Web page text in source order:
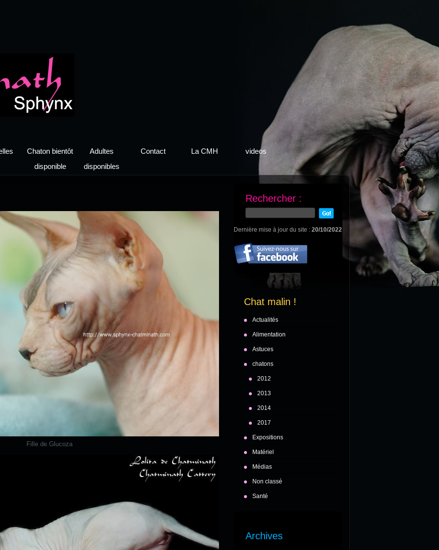
Chaton bientôt
disponible
Adultes
disponibles
Contact La CMH videos
Fille de Glucoza
Rechercher :
Dernière mise à jour du site : 20/10/2022
Chat malin !
Actualités
Alimentation
Astuces
chatons
2012
2013
2014
2017
Expositions
Matériel
Médias
Non classé
Santé
Archives